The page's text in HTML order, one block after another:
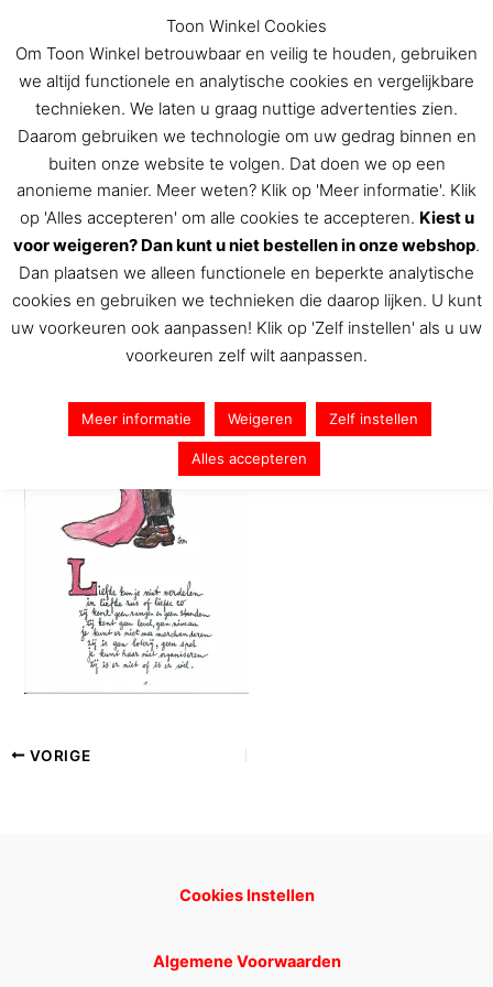
inhoud
De Toon Hermans winkel
2017 Toon 04 (697×1024)
DoorToon Hermans/27 september 2017
VORIGE
Cookies Instellen
Algemene Voorwaarden
Toon Winkel Cookies
Om Toon Winkel betrouwbaar en veilig te houden, gebruiken
we altijd functionele en analytische cookies en vergelijkbare
technieken. We laten u graag nuttige advertenties zien.
Daarom gebruiken we technologie om uw gedrag binnen en
buiten onze website te volgen. Dat doen we op een
anonieme manier. Meer weten? Klik op 'Meer informatie'. Klik
op 'Alles accepteren' om alle cookies te accepteren. Kiest u
voor weigeren? Dan kunt u niet bestellen in onze webshop.
Dan plaatsen we alleen functionele en beperkte analytische
cookies en gebruiken we technieken die daarop lijken. U kunt
uw voorkeuren ook aanpassen! Klik op 'Zelf instellen' als u uw
voorkeuren zelf wilt aanpassen.
Meer informatie Weigeren Zelf instellen
Alles accepteren